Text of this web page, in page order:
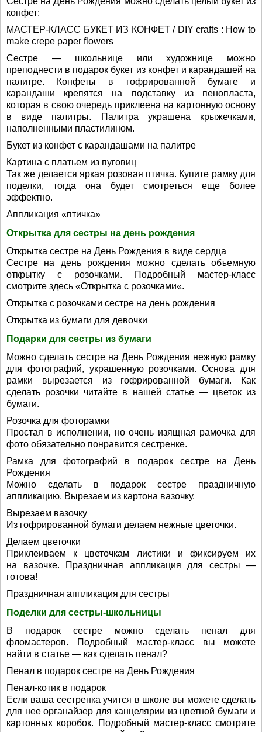
конфет:
МАСТЕР-КЛАСС БУКЕТ ИЗ КОНФЕТ / DIY crafts : How to
make crepe paper flowers
Сестре — школьнице или художнице можно
преподнести в подарок букет из конфет и карандашей на
палитре. Конфеты в гофрированной бумаге и
карандаши крепятся на подставку из пенопласта,
которая в свою очередь приклеена на картонную основу
в виде палитры. Палитра украшена крыжечками,
наполненными пластилином.
Букет из конфет с карандашами на палитре
Картина с платьем из пуговиц
Так же делается яркая розовая птичка. Купите рамку для
поделки, тогда она будет смотреться еще более
эффектно.
Аппликация «птичка»
Открытка для сестры на день рождения
Открытка сестре на День Рождения в виде сердца
Сестре на день рождения можно сделать объемную
открытку с розочками. Подробный мастер-класс
смотрите здесь «Открытка с розочками«.
Открытка с розочками сестре на день рождения
Открытка из бумаги для девочки
Подарки для сестры из бумаги
Можно сделать сестре на День Рождения нежную рамку
для фотографий, украшенную розочками. Основа для
рамки вырезается из гофрированной бумаги. Как
сделать розочки читайте в нашей статье — цветок из
бумаги.
Розочка для фоторамки
Простая в исполнении, но очень изящная рамочка для
фото обязательно понравится сестренке.
Рамка для фотографий в подарок сестре на День
Рождения
Можно сделать в подарок сестре праздничную
аппликацию. Вырезаем из картона вазочку.
Вырезаем вазочку
Из гофрированной бумаги делаем нежные цветочки.
Делаем цветочки
Приклеиваем к цветочкам листики и фиксируем их
на вазочке. Праздничная аппликация для сестры —
готова!
Праздничная аппликация для сестры
Поделки для сестры-школьницы
В подарок сестре можно сделать пенал для
фломастеров. Подробный мастер-класс вы можете
найти в статье — как сделать пенал?
Пенал в подарок сестре на День Рождения
Пенал-котик в подарок
Если ваша сестренка учится в школе вы можете сделать
для нее органайзер для канцелярии из цветной бумаги и
картонных коробок. Подробный мастер-класс смотрите